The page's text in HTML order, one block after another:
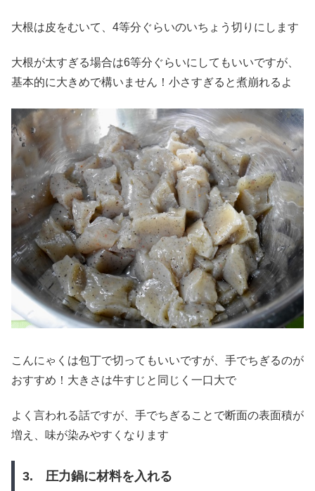
大根は皮をむいて、4等分ぐらいのいちょう切りにします
大根が太すぎる場合は6等分ぐらいにしてもいいですが、
基本的に大きめで構いません！小さすぎると煮崩れるよ
こんにゃくは包丁で切ってもいいですが、手でちぎるのが
おすすめ！大きさは牛すじと同じく一口大で
よく言われる話ですが、手でちぎることで断面の表面積が
増え、味が染みやすくなります
3. 圧力鍋に材料を入れる